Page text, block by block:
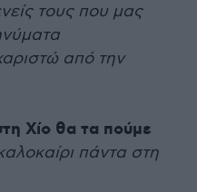
τους που μας
από την
Χίο θα τα πούμε
πάντα στη